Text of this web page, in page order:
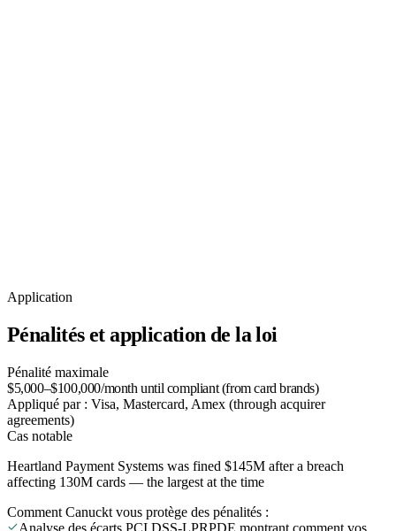
Application
Pénalités et application de la loi
Pénalité maximale
$5,000–$100,000/month until compliant (from card brands)
Appliqué par : Visa, Mastercard, Amex (through acquirer
agreements)
Cas notable
Heartland Payment Systems was fined $145M after a breach
affecting 130M cards — the largest at the time
Comment Canuckt vous protège des pénalités :
Analyse des écarts PCI DSS-LPRPDE montrant comment vos